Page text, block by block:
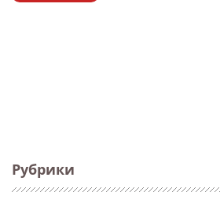
Рубрики